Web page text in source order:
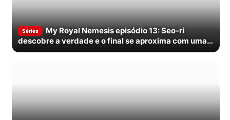
Séries
My Royal Nemesis episódio 13: Seo-ri
descobre a verdade e o final se aproxima com uma
virada cruel